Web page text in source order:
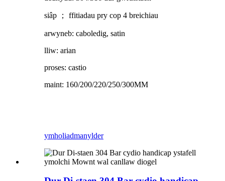
siâp ； ffitiadau pry cop 4 breichiau
arwyneb: caboledig, satin
lliw: arian
proses: castio
maint: 160/200/220/250/300MM
ymholiadmanylder